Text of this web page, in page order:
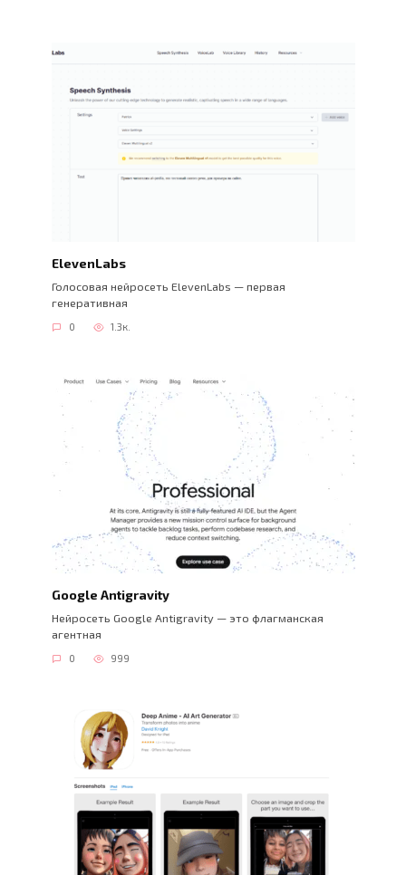
ElevenLabs
Голосовая нейросеть ElevenLabs — первая
генеративная
0 1.3к.
Google Antigravity
Нейросеть Google Antigravity — это флагманская
агентная
0 999